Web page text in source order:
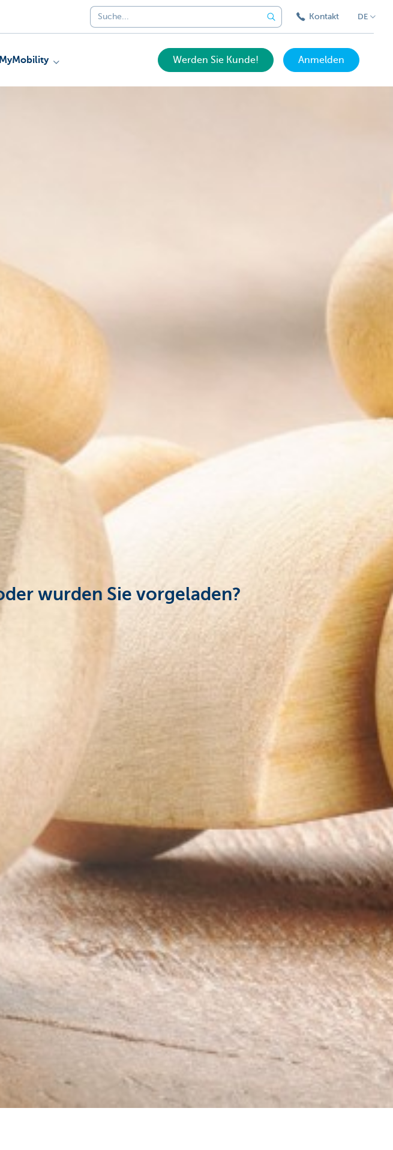
Kontakt DE
MyMobility Werden Sie Kunde! Anmelden
wurden Sie vorgeladen?